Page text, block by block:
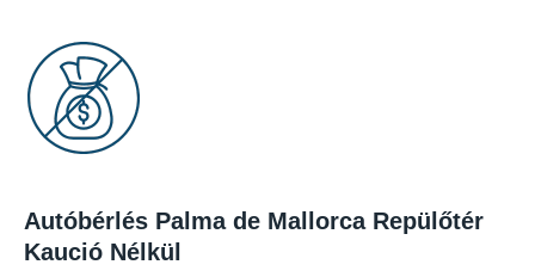
Autóbérlés Palma de Mallorca Repülőtér
Kaució Nélkül